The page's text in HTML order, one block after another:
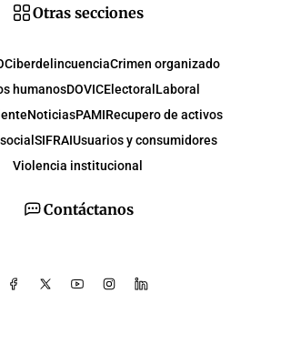
Contáctanos
Otras secciones
CiberdelincuenciaCrimen organizado
humanosDOVICElectoral Laboral
NoticiasPAMIRecupero de activos
SIFRAIUsuarios y consumidores
Violencia institucional